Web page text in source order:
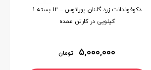
دکوفوندانت زرد گلنان پوراتوس – 12 بسته 1
کیلویی در کارتن عمده
۵,۰۰۰,۰۰۰ تومان